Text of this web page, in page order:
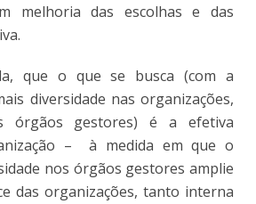
melhoria das escolhas e das
que o que se busca (com a
diversidade nas organizações,
órgãos gestores) é a efetiva
– à medida em que o
nos órgãos gestores amplie
das organizações, tanto interna